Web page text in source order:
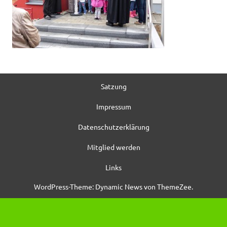
Satzung
Impressum
Datenschutzerklärung
Mitglied werden
Links
WordPress-Theme: Dynamic News von ThemeZee.